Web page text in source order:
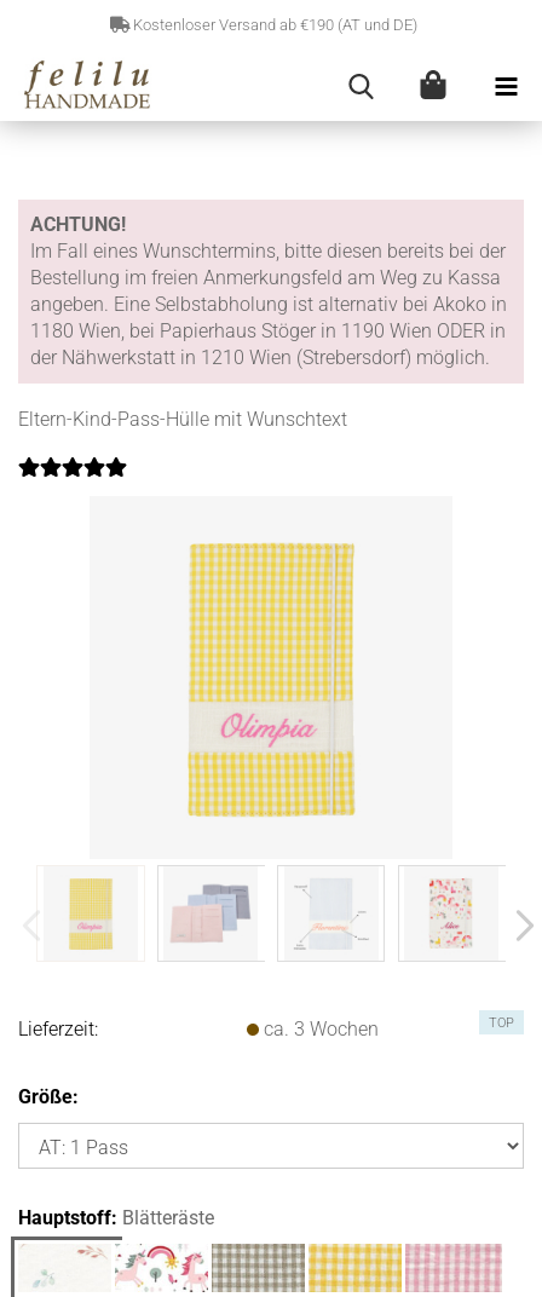
Kostenloser Versand ab €190 (AT und DE)
ACHTUNG!
Im Fall eines Wunschtermins, bitte diesen bereits bei der
Bestellung im freien Anmerkungsfeld am Weg zu Kassa
angeben. Eine Selbstabholung ist alternativ bei Akoko in
1180 Wien, bei Papierhaus Stöger in 1190 Wien ODER in
der Nähwerkstatt in 1210 Wien (Strebersdorf) möglich.
Eltern-Kind-Pass-Hülle mit Wunschtext
TOP
Lieferzeit: ca. 3 Wochen
Größe:
Hauptstoff: Blätteräste